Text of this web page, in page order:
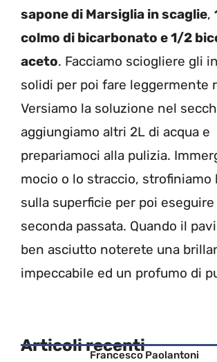
sapone di Marsiglia in scaglie,
colmo di bicarbonato e 1/2
aceto. Facciamo sciogliere gli
solidi per poi fare leggermente
Versiamo la soluzione nel
aggiungiamo altri 2L di acqua e
prepariamoci alla pulizia.
mocio o lo straccio, strofiniamo
sulla superficie per poi
seconda passata. Quando il
ben asciutto noterete una
impeccabile ed un profumo di
Articoli recentiFrancesco Paolantoni